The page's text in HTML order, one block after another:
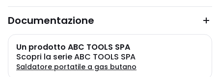
Documentazione
Un prodotto ABC TOOLS SPA
Scopri la serie ABC TOOLS SPA
Saldatore portatile a gas butano